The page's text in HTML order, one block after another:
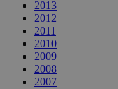
2013
2012
2011
2010
2009
2008
2007